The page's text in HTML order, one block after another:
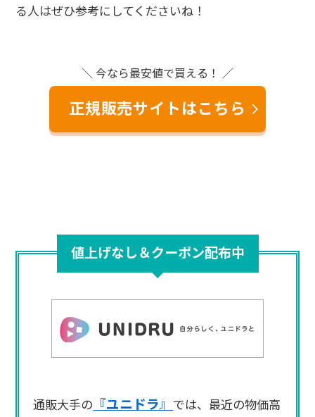
る人はぜひ参考にしてくださいね！
＼ 今なら最安値で買える！ ／
正規販売サイトはこちら
値上げなし＆クーポン配布中
通販大手の 『ユニドラ』 では、最近の物価高